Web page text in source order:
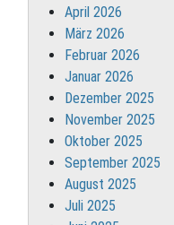
April 2026
März 2026
Februar 2026
Januar 2026
Dezember 2025
November 2025
Oktober 2025
September 2025
August 2025
Juli 2025